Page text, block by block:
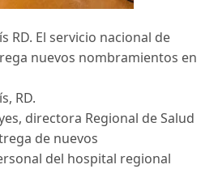
RD. El servicio nacional de
nuevos nombramientos en
RD.
directora Regional de Salud
de nuevos
del hospital regional